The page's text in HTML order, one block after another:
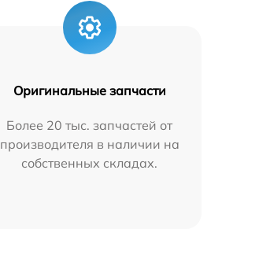
Оригинальные запчасти
Более 20 тыс. запчастей от
производителя в наличии на
собственных складах.